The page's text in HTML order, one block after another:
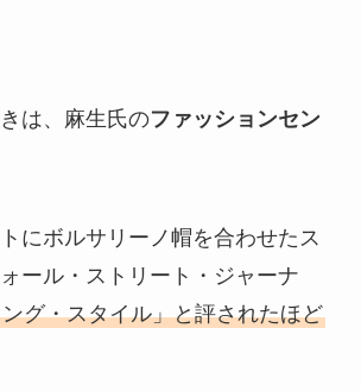
は、麻生氏のファッションセン
にボルサリーノ帽を合わせたス
ール・ストリート・ジャーナ
グ・スタイル」と評されたほど